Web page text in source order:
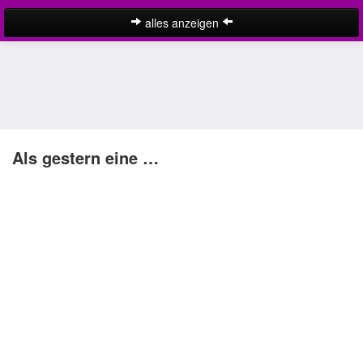
alles anzeigen
kurze Liebessprüche
Als gestern eine …